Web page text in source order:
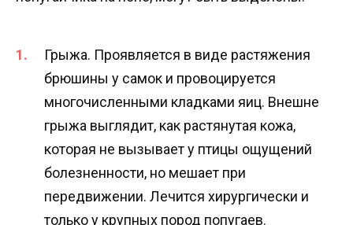
Грыжа. Проявляется в виде растяжения
брюшины у самок и провоцируется
многочисленными кладками яиц. Внешне
грыжа выглядит, как растянутая кожа,
которая не вызывает у птицы ощущений
болезненности, но мешает при
передвижении. Лечится хирургически и
только у крупных пород попугаев.